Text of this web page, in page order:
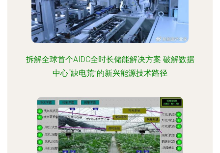
拆解全球首个AIDC全时长储能解决方案 破解数据
中心“缺电荒”的新兴能源技术路径